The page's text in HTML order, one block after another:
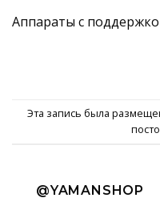
Аппараты с
Эта запись была
@YAMANSHOP